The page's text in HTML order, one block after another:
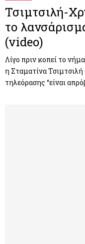
Τσιμτσιλή-
το
(video)
Λίγο πριν κοπεί το
η Σταματίνα
τηλεόρασης “είναι